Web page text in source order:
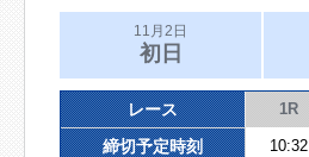
11月2日
初日
レース 1R
締切予定時刻 10:32